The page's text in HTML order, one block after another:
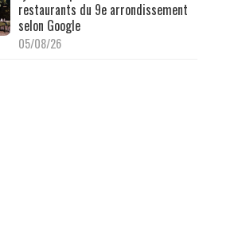
restaurants du 9e arrondissement
selon Google
05/08/26